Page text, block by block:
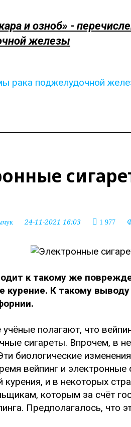
и озноб» -
железы
рака поджелудочной
24-11-2021 16:03 1 977
к такому же
курение. К такому
полагают, что
сигареты. Впрочем, в
биологические
вейпинг и электронные
курения, и в некоторых
которым за счёт
Предполагалось, что